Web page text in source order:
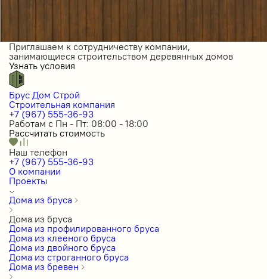
Приглашаем к сотрудничеству компании,
занимающиеся строительством деревянных домов
Узнать условия
Брус Дом Строй
Строительная компания
+7 (967) 555-36-93
Работам с Пн - Пт: 08:00 - 18:00
Рассчитать стоимость
Наш телефон
+7 (967) 555-36-93
О компании
Проекты
Дома из бруса
Дома из бруса
Дома из профилированного бруса
Дома из клееного бруса
Дома из двойного бруса
Дома из строганного бруса
Дома из бревен